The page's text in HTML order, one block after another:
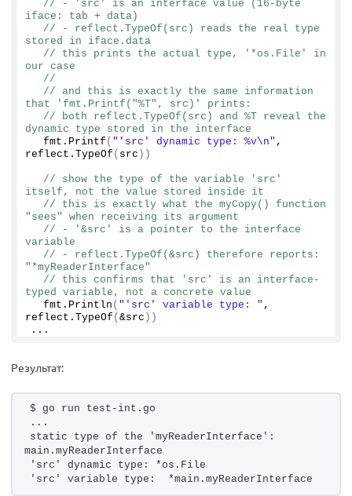
// - 'src' is an interface value (16-byte
iface: tab + data)
// - reflect.TypeOf(src) reads the real type
stored in iface.data
// this prints the actual type, '*os.File' in
our case
//
// and this is exactly the same information
that 'fmt.Printf("%T", src)' prints:
// both reflect.TypeOf(src) and %T reveal the
dynamic type stored in the interface
  fmt.
Printf ( "'src' dynamic type: %v\n" ,
reflect. TypeOf ( src ))
// show the type of the variable 'src'
itself, not the value stored inside it
// this is exactly what the myCopy() function
"sees" when receiving its argument
// - '&src' is a pointer to the interface
variable
// - reflect.TypeOf(&src) therefore reports:
"*myReaderInterface"
// this confirms that 'src' is an interface-
typed variable, not a concrete value
  fmt.
Println ( "'src' variable type: " ,
reflect. TypeOf ( &src ))
...
Результат:
$ go run test-int.go
...
static type of the 'myReaderInterface':
main.myReaderInterface
'src' dynamic type: *os.File
'src' variable type:  *main.myReaderInterface